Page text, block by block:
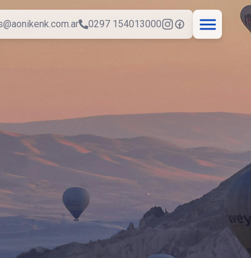
0297 154013000